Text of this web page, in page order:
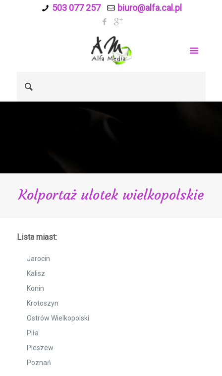
503 077 257 biuro@alfa.cal.pl
Kolportaż ulotek wielkopolskie
Lista miast:
Jarocin
Kalisz
Konin
Krotoszyn
Ostrów Wielkopolski
Piła
Pleszew
Poznań